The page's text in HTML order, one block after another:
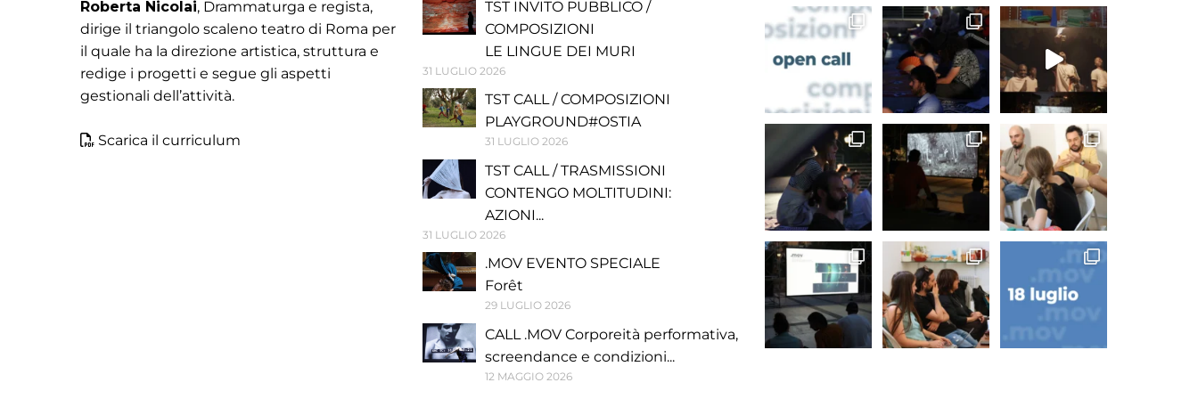
Roberta Nicolai, Drammaturga e regista,
dirige il triangolo scaleno teatro di Roma per
il quale ha la direzione artistica, struttura e
redige i progetti e segue gli aspetti
gestionali dell’attività.
Scarica il curriculum
TST INVITO PUBBLICO /
COMPOSIZIONI
LE LINGUE DEI MURI
31 LUGLIO 2026
TST CALL / COMPOSIZIONI
PLAYGROUND#OSTIA
31 LUGLIO 2026
TST CALL / TRASMISSIONI
CONTENGO MOLTITUDINI:
AZIONI...
31 LUGLIO 2026
.MOV EVENTO SPECIALE
Forêt
29 LUGLIO 2026
CALL .MOV Corporeità performativa,
screendance e condizioni...
12 MAGGIO 2026